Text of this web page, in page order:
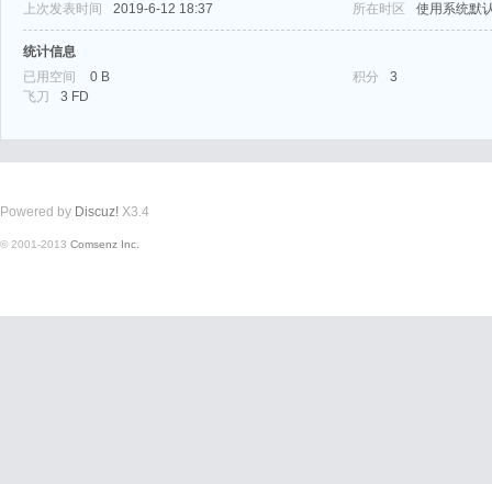
上次发表时间
2019-6-12 18:37 所在时区 使用系统默
统计信息
已用空间
0 B 积分
3
飞刀
3 FD
Powered by Discuz! X3.4
© 2001-2013 Comsenz Inc.